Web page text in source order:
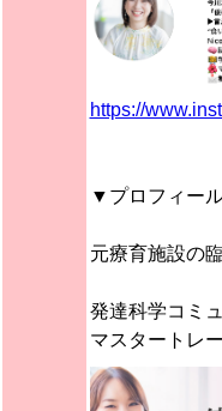
https://
▼プロフィー
元療育施設の
発達科学コミ
マスタートレ